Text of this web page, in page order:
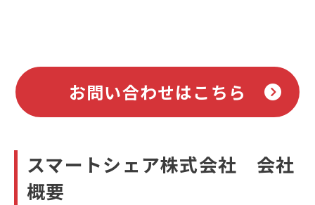
お問い合わせはこちら
スマートシェア株式会社 会社
概要